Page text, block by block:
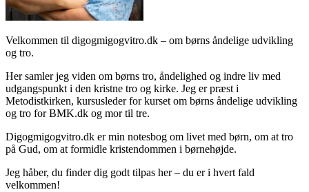
Velkommen til digogmigogvitro.dk – om børns åndelige udvikling
og tro.
Her samler jeg viden om børns tro, åndelighed og indre liv med
udgangspunkt i den kristne tro og kirke. Jeg er præst i
Metodistkirken, kursusleder for kurset om børns åndelige udvikling
og tro for BMK.dk og mor til tre.
Digogmigogvitro.dk er min notesbog om livet med børn, om at tro
på Gud, om at formidle kristendommen i børnehøjde.
Jeg håber, du finder dig godt tilpas her – du er i hvert fald
velkommen!